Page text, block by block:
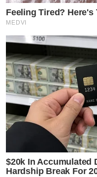
Feeling Tired?
MEDVI
$20k In Accumulated
Hardship Break For